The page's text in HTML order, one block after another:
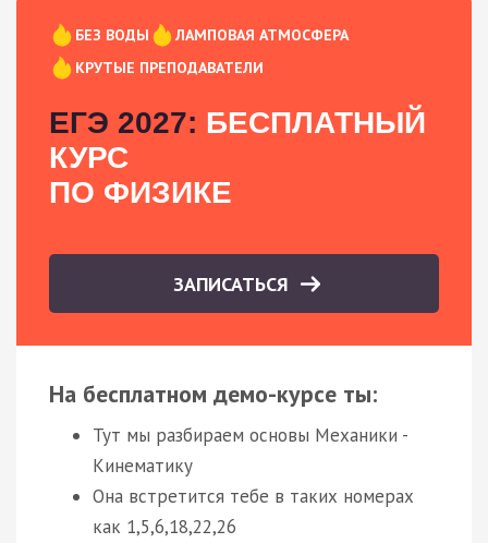
БЕЗ ВОДЫ
ЛАМПОВАЯ АТМОСФЕРА
КРУТЫЕ ПРЕПОДАВАТЕЛИ
ЕГЭ 2027: БЕСПЛАТНЫЙ
КУРС
ПО ФИЗИКЕ
ЗАПИСАТЬСЯ
На бесплатном демо-курсе ты:
Тут мы разбираем основы Механики -
Кинематику
Она встретится тебе в таких номерах
как 1,5,6,18,22,26